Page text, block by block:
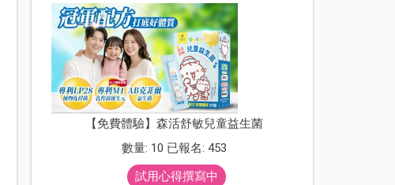
【免費體驗】森活舒敏兒童益生菌
數量: 10 已報名: 453
試用心得撰寫中